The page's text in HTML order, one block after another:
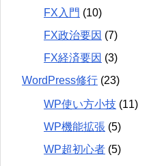
FX入門 (10)
FX政治要因 (7)
FX経済要因 (3)
WordPress修行 (23)
WP使い方小技 (11)
WP機能拡張 (5)
WP超初心者 (5)